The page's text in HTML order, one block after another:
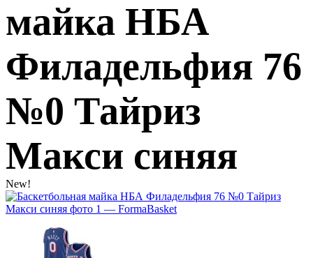
майка НБА
Филадельфия 76
№0 Тайриз
Макси синяя
New!